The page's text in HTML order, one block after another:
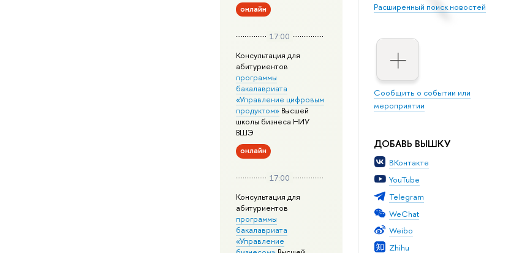
Расширенный поиск новостей
Сообщить о событии или
мероприятии
ДОБАВЬ ВЫШКУ
ВКонтакте
YouTube
Telegram
WeChat
Weibo
Zhihu
онлайн
17:00
Консультация для
абитуриентов
программы
бакалавриата
«Управление цифровым
продуктом»Высшей
школы бизнеса НИУ
ВШЭ
онлайн
17:00
Консультация для
абитуриентов
программы
бакалавриата
«Управление